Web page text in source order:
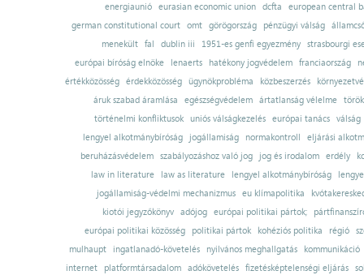
energiaunió eurasian economic union dcfta
european central
german constitutional court
omt görögország pénzügyi válság
menekült
fal dublin iii 1951-es genfi egyezmény
strasbourgi
európai bíróság elnöke
lenaerts hatékony jogvédelem franciaország
értékközösség
érdekközösség ügynökprobléma közbeszerzés
áruk szabad áramlása
egészségvédelem ártatlanság vélelme
történelmi konfliktusok uniós válságkezelés európai tanács válság
lengyel alkotmánybíróság
jogállamiság normakontroll
eljárási
beruházásvédelem
szabályozáshoz való jog jog és irodalom erdély
law in literature
law as literature lengyel alkotmánybíróság
jogállamiság-védelmi mechanizmus
eu klímapolitika
kiotói jegyzőkönyv adójog európai politikai pártok;
európai politikai közösség
politikai pártok kohéziós politika régió
mulhaupt
ingatlanadó-követelés nyilvános meghallgatás
kommunikáció
internet
platformtársadalom adókövetelés fizetésképtelenségi eljárás